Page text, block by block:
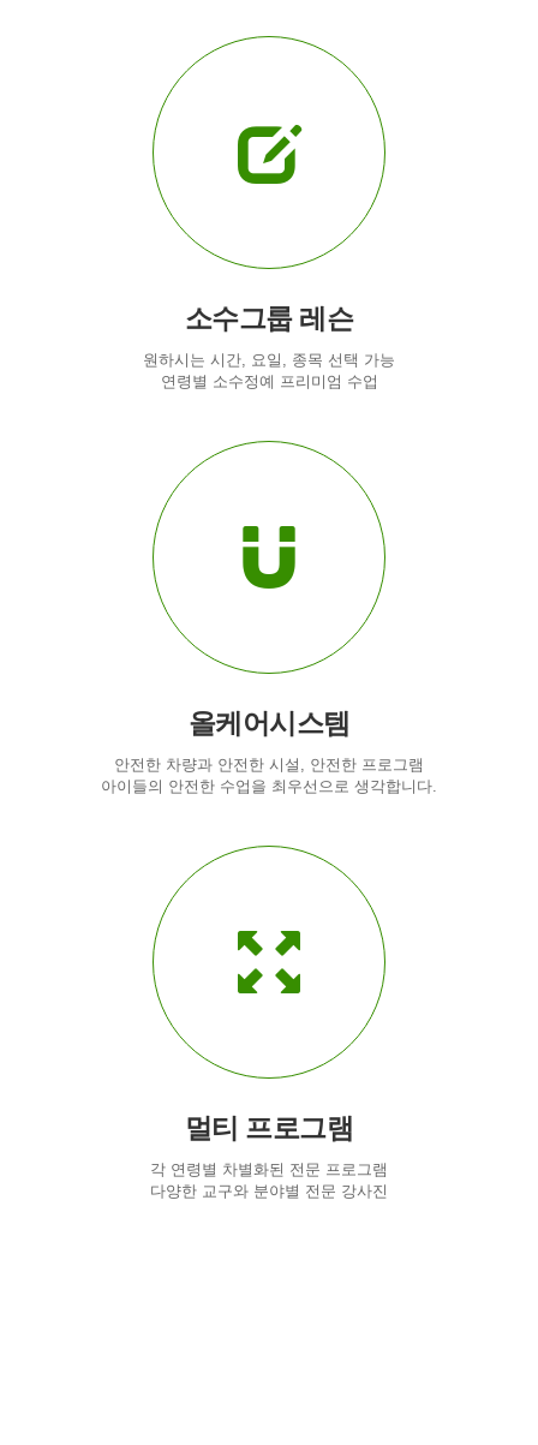
소수그룹 레슨
원하시는 시간, 요일, 종목 선택 가능
연령별 소수정예 프리미엄 수업
올케어시스템
안전한 차량과 안전한 시설, 안전한 프로그램
아이들의 안전한 수업을 최우선으로 생각합니다.
멀티 프로그램
각 연령별 차별화된 전문 프로그램
다양한 교구와 분야별 전문 강사진